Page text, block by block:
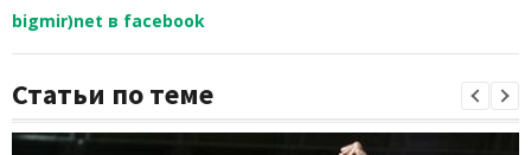
bigmir)net в facebook
Статьи по теме